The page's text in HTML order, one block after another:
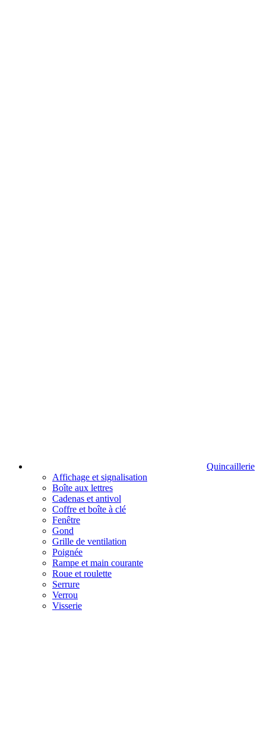
Quincaillerie
Affichage et signalisation
Boîte aux lettres
Cadenas et antivol
Coffre et boîte à clé
Fenêtre
Gond
Grille de ventilation
Poignée
Rampe et main courante
Roue et roulette
Serrure
Verrou
Visserie